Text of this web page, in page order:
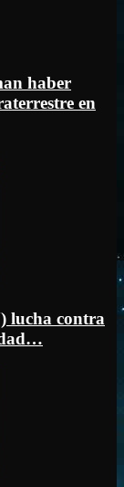
haber
en
lucha contra